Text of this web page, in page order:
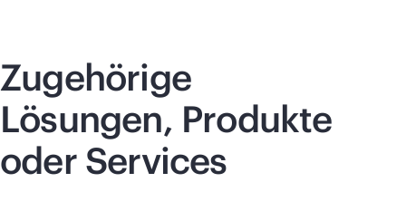
Zugehörige
Lösungen, Produkte
oder Services